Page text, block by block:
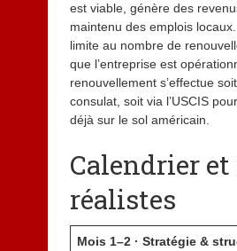
est viable, génère des
maintenu des emplois
limite au nombre de
que l’entreprise est
renouvellement s’effectue
consulat, soit via l’USCIS
déjà sur le sol américain.
Calendrier
réalistes
Mois 1–2 · Stratégie &